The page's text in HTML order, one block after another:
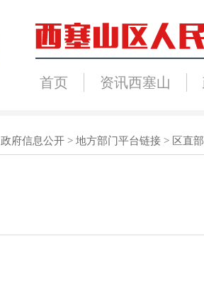
首页 资讯西塞山
政府信息公开 > 地方部门平台链接 > 区直